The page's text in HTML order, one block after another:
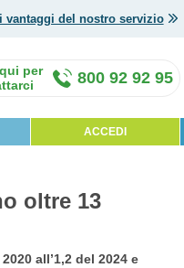
vantaggi del nostro servizio
ACCEDI
800 92 92 95
oltre 13
all’1,2 del 2024 e